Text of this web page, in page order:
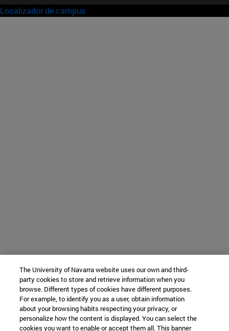
Localizador de campus
The University of Navarra website uses our own and third-
party cookies to store and retrieve information when you
browse. Different types of cookies have different purposes.
For example, to identify you as a user, obtain information
about your browsing habits respecting your privacy, or
personalize how the content is displayed. You can select the
cookies you want to enable or accept them all. This banner